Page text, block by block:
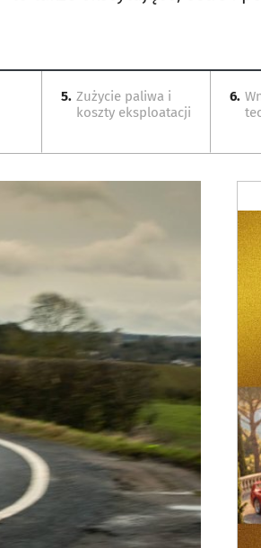
5. Zużycie paliwa i
koszty eksploatacji
6.